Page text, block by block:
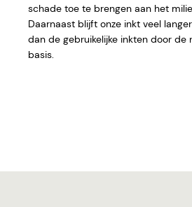
schade toe te brengen aan het
Daarnaast blijft onze inkt veel
dan de gebruikelijke inkten door de
basis.